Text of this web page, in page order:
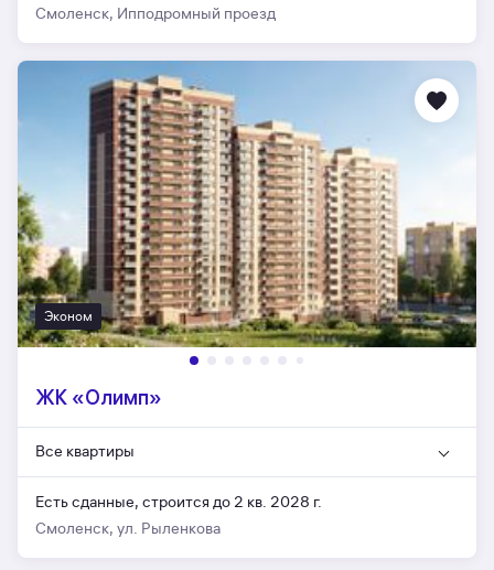
Смоленск, Ипподромный проезд
Эконом
ЖК «Олимп»
Все квартиры
Есть сданные, строится до 2 кв. 2028 г.
Смоленск, ул. Рыленкова